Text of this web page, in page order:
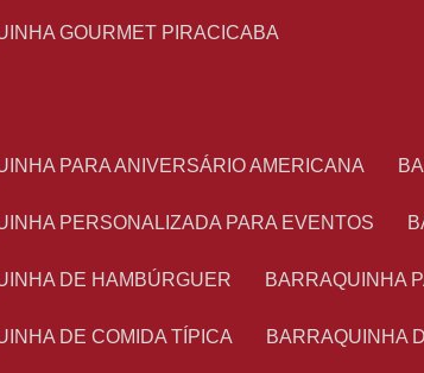
GOURMET PIRACICABA
PARA ANIVERSÁRIO AMERICANA
PERSONALIZADA PARA EVENTOS
DE HAMBÚRGUER BARRAQUINHA
DE COMIDA TÍPICA BARRAQUINHA